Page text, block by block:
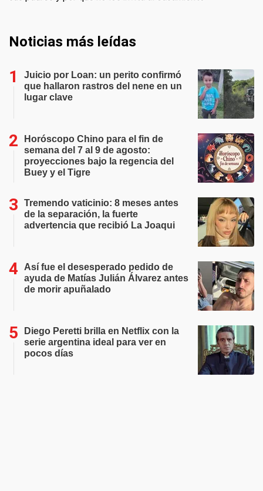
Noticias más leídas
Juicio por Loan: un perito confirmó
que hallaron rastros del nene en un
lugar clave
Horóscopo Chino para el fin de
semana del 7 al 9 de agosto:
proyecciones bajo la regencia del
Buey y el Tigre
Tremendo vaticinio: 8 meses antes
de la separación, la fuerte
advertencia que recibió La Joaqui
Así fue el desesperado pedido de
ayuda de Matías Julián Álvarez antes
de morir apuñalado
Diego Peretti brilla en Netflix con la
serie argentina ideal para ver en
pocos días